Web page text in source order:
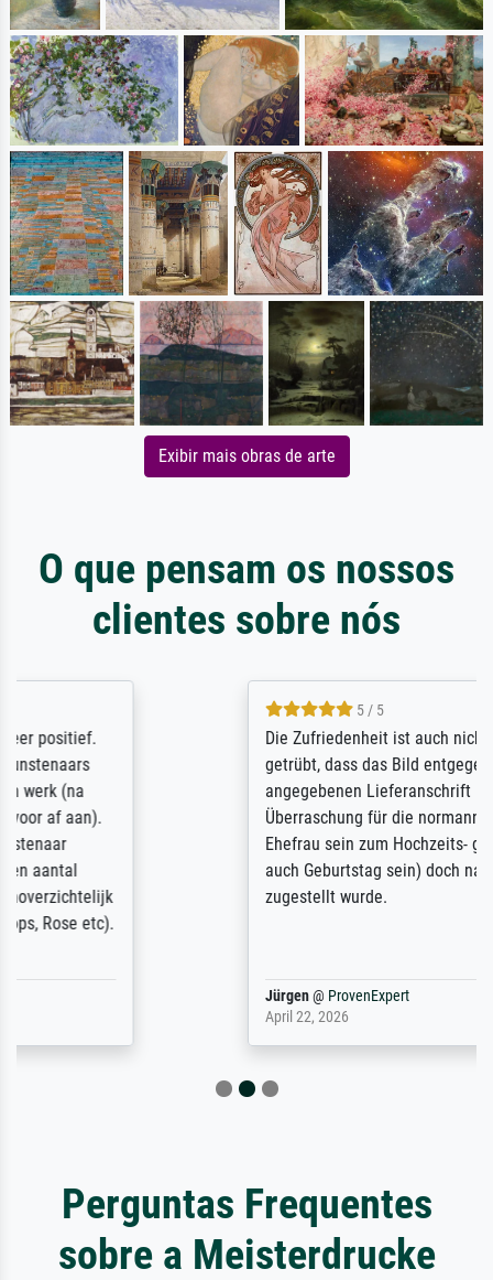
Exibir mais obras de arte
O que pensam os nossos
clientes sobre nós
Die Zufriedenheit ist auch nicht dadurch
getrübt, dass das Bild entgegen einer
angegebenen Lieferanschrift (sollte eine
Überraschung für die normannische
Ehefrau sein zum Hochzeits- gleichzeitig
auch Geburtstag sein) doch nach zu Hause
zugestellt wurde.
Perguntas Frequentes
sobre a Meisterdrucke